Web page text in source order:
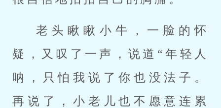
老头瞅瞅小牛，一脸的怀
疑，又叹了一声，说道“年轻人
呐，只怕我说了你也没法子。
再说了，小老儿也不愿意连累